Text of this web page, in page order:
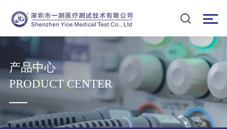
产品中心
PRODUCT CENTER